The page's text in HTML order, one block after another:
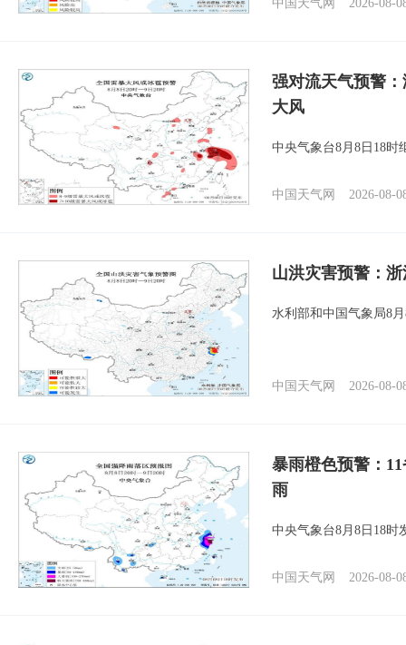
中国天气网 2026-08-
强对流天气预警
大风
中央气象台8月8日18时
中国天气网 2026-08-
山洪灾害预警：
水利部和中国气象局8
中国天气网 2026-08-
暴雨橙色预警：
雨
中央气象台8月8日18时
中国天气网 2026-08-